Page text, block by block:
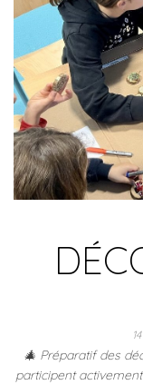
🎄 Préparatif des
participent